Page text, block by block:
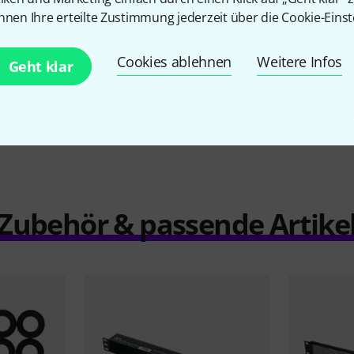
Ihre erteilte Zustimmung jederzeit über die Cookie-
Geht klar Cookies ablehnen Weitere Infos
25 €
& passende